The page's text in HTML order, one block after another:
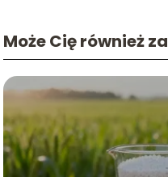
Może Cię również